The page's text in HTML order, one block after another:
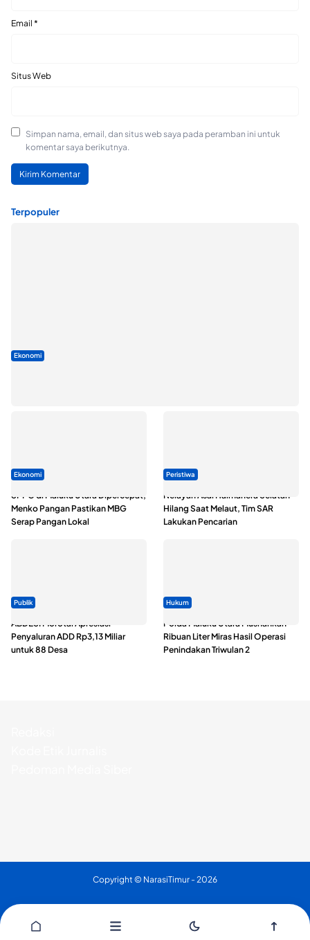
Email *
Situs Web
Simpan nama, email, dan situs web saya pada peramban ini untuk
komentar saya berikutnya.
Terpopuler
Ekonomi
Ekonomi
SPPG di Maluku Utara Dipercepat,
Menko Pangan Pastikan MBG
Serap Pangan Lokal
Peristiwa
Nelayan Asal Halmahera Selatan
Hilang Saat Melaut, Tim SAR
Lakukan Pencarian
Publik
ABDESI Morotai Apresiasi
Penyaluran ADD Rp3,13 Miliar
untuk 88 Desa
Hukum
Polda Maluku Utara Musnahkan
Ribuan Liter Miras Hasil Operasi
Penindakan Triwulan 2
Copyright © NarasiTimur - 2026